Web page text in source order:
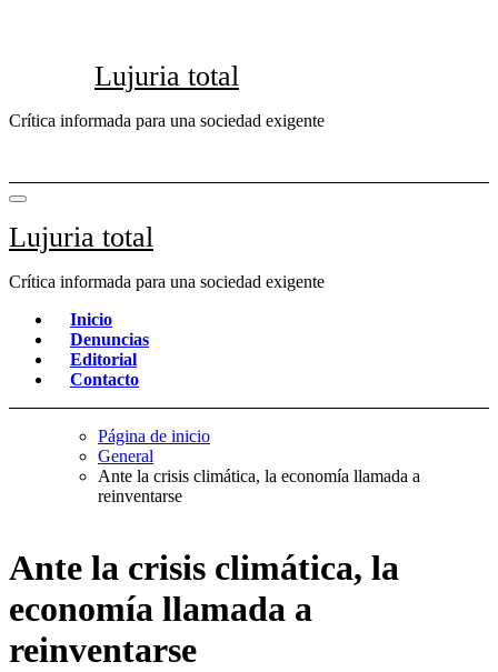
Lujuria total
Crítica informada para una sociedad exigente
Lujuria total
Crítica informada para una sociedad exigente
Inicio
Denuncias
Editorial
Contacto
Página de inicio
General
Ante la crisis climática, la economía llamada a
reinventarse
Ante la crisis climática, la
economía llamada a
reinventarse